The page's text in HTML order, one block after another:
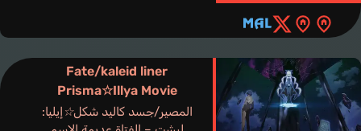
Fate/kaleid liner
Prisma☆Illya Movie
المصير/جسد كاليد شكل☆إيليا: